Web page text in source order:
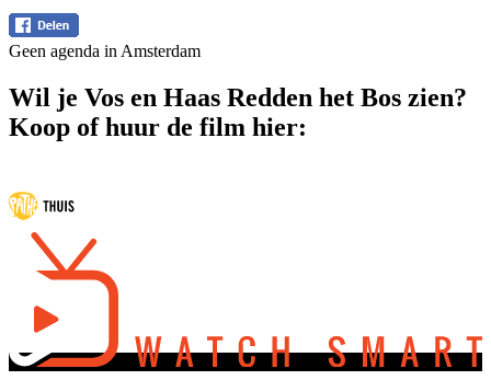
Geen agenda in Amsterdam
Wil je Vos en Haas Redden het Bos zien?
Koop of huur de film hier: